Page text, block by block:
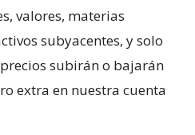
valores, materias
subyacentes, y solo
subirán o bajarán
extra en nuestra cuenta